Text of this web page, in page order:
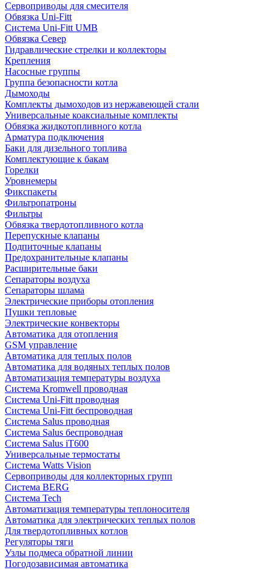
Сервоприводы для смесителя
Обвязка Uni-Fitt
Система Uni-Fitt UMB
Обвязка Север
Гидравлические стрелки и коллекторы
Крепления
Насосные группы
Группа безопасности котла
Дымоходы
Комплекты дымоходов из нержавеющей стали
Универсальные коаксиальные комплекты
Обвязка жидкотопливного котла
Арматура подключения
Баки для дизельного топлива
Комплектующие к бакам
Горелки
Уровнемеры
Фикспакеты
Фильтропатроны
Фильтры
Обвязка твердотопливного котла
Перепускные клапаны
Подпиточные клапаны
Предохранительные клапаны
Расширительные баки
Сепараторы воздуха
Сепараторы шлама
Электрические приборы отопления
Пушки тепловые
Электрические конвекторы
Автоматика для отопления
GSM управление
Автоматика для теплых полов
Автоматика для водяных теплых полов
Автоматизация температуры воздуха
Система Kromwell проводная
Система Uni-Fitt проводная
Система Uni-Fitt беспроводная
Система Salus проводная
Система Salus беспроводная
Система Salus iT600
Универсальные термостаты
Система Watts Vision
Сервоприводы для коллекторных групп
Система BERG
Система Tech
Автоматизация температуры теплоносителя
Автоматика для электрических теплых полов
Для твердотопливных котлов
Регуляторы тяги
Узлы подмеса обратной линии
Погодозависимая автоматика